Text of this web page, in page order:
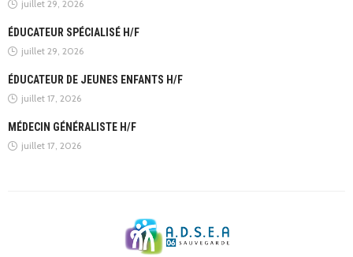
juillet 29, 2026
ÉDUCATEUR SPÉCIALISÉ H/F
juillet 29, 2026
ÉDUCATEUR DE JEUNES ENFANTS H/F
juillet 17, 2026
MÉDECIN GÉNÉRALISTE H/F
juillet 17, 2026